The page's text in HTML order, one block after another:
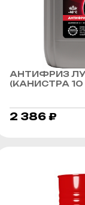
АНТИФРИЗ
(КАНИСТРА 10
2 386 ₽